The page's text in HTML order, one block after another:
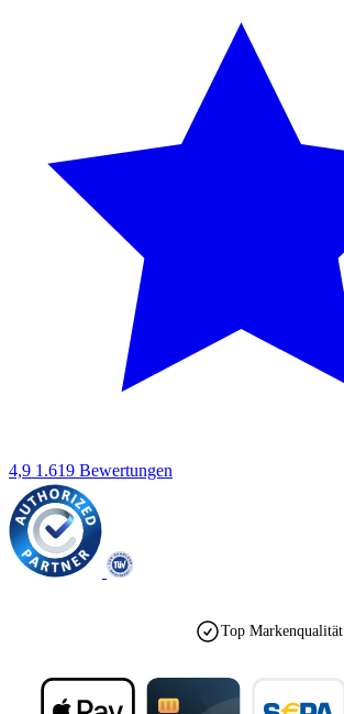
4,9 1.619 Bewertungen
Top Markenqualität